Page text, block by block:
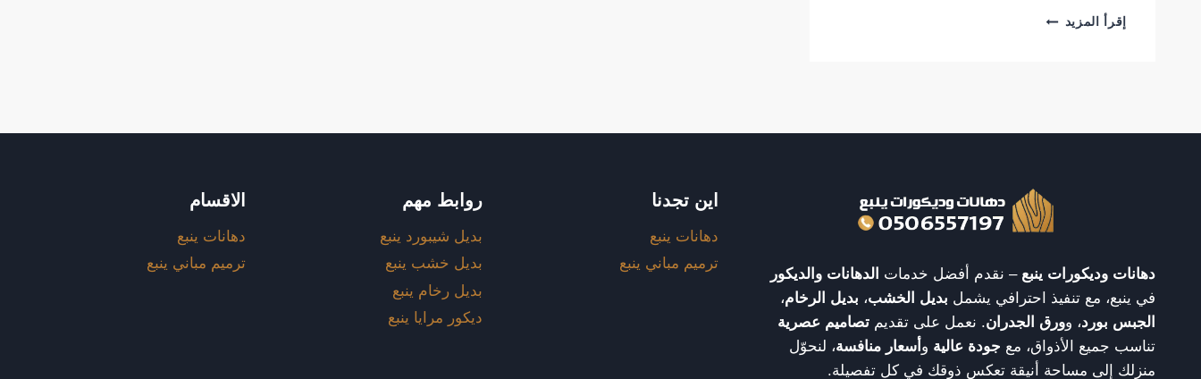
إقرأ المزيد ديكورات
تزيد
منزلك
0506557197
دهانات وديكورات ينبع – نقدم أفضل خدمات الدهانات والديكور
في ينبع، مع تنفيذ احترافي يشمل بديل الخشب، بديل الرخام،
الجبس بورد، وورق الجدران. نعمل على تقديم تصاميم عصرية
تناسب جميع الأذواق، مع جودة عالية و أسعار منافسة، لنحوّل
منزلك إلى مساحة أنيقة تعكس ذوقك في كل تفصيلة.
اين تجدنا
دهانات ينبع
ترميم مباني ينبع
روابط مهم
بديل شيبورد ينبع
بديل خشب ينبع
بديل رخام ينبع
ديكور مرايا ينبع
الاقسام
دهانات ينبع
ترميم مباني ينبع